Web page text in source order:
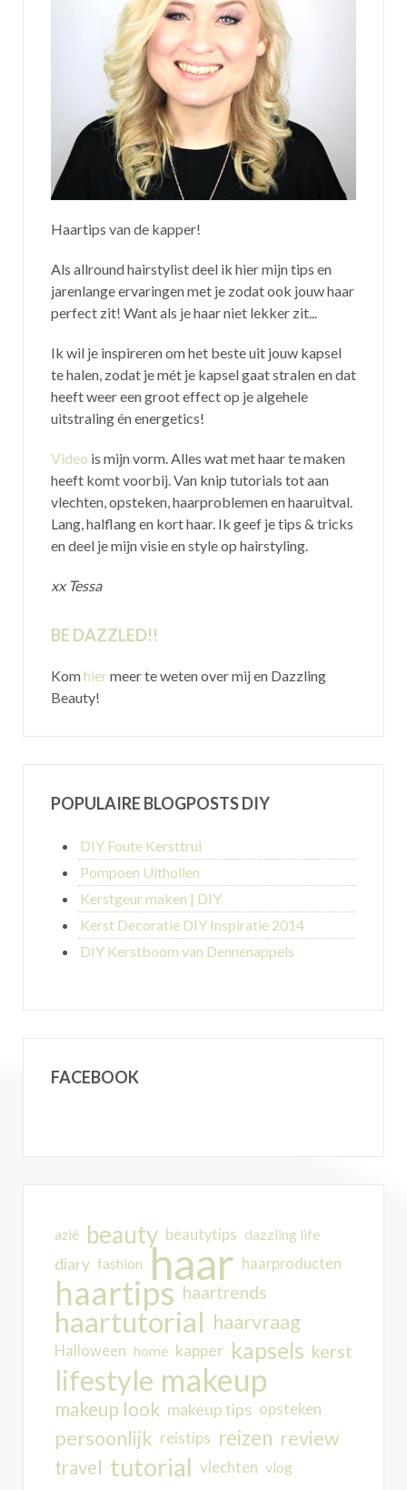
Haartips van de kapper!
Als allround hairstylist deel ik hier mijn tips en
jarenlange ervaringen met je zodat ook jouw haar
perfect zit! Want als je haar niet lekker zit...
Ik wil je inspireren om het beste uit jouw kapsel
te halen, zodat je mét je kapsel gaat stralen en dat
heeft weer een groot effect op je algehele
uitstraling én energetics!
Video is mijn vorm. Alles wat met haar te maken
heeft komt voorbij. Van knip tutorials tot aan
vlechten, opsteken, haarproblemen en haaruitval.
Lang, halflang en kort haar. Ik geef je tips & tricks
en deel je mijn visie en style op hairstyling.
xx Tessa
BE DAZZLED!!
Komhiermeer te weten over mij en Dazzling
Beauty!
POPULAIRE BLOGPOSTS DIY
DIY Foute Kersttrui
Pompoen Uithollen
Kerstgeur maken | DIY
Kerst Decoratie DIY Inspiratie 2014
DIY Kerstboom van Dennenappels
FACEBOOK
azië beauty beautytips dazzling life
diary fashion haar haarproducten
haartips haartrends
haartutorial haarvraag
Halloween home kapper kapsels kerst
lifestyle makeup
makeup look makeup tips opsteken
persoonlijk reistips reizen review
travel tutorial vlechten vlog